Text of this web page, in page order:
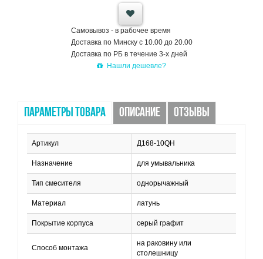
Самовывоз - в рабочее время
Доставка по Минску с 10.00 до 20.00
Доставка по РБ в течение 3-х дней
Нашли дешевле?
ПАРАМЕТРЫ ТОВАРА ОПИСАНИЕ ОТЗЫВЫ
Артикул Д168-10QH
Назначение для умывальника
Тип смесителя однорычажный
Материал латунь
Покрытие корпуса серый графит
Способ монтажа
на раковину или
столешницу